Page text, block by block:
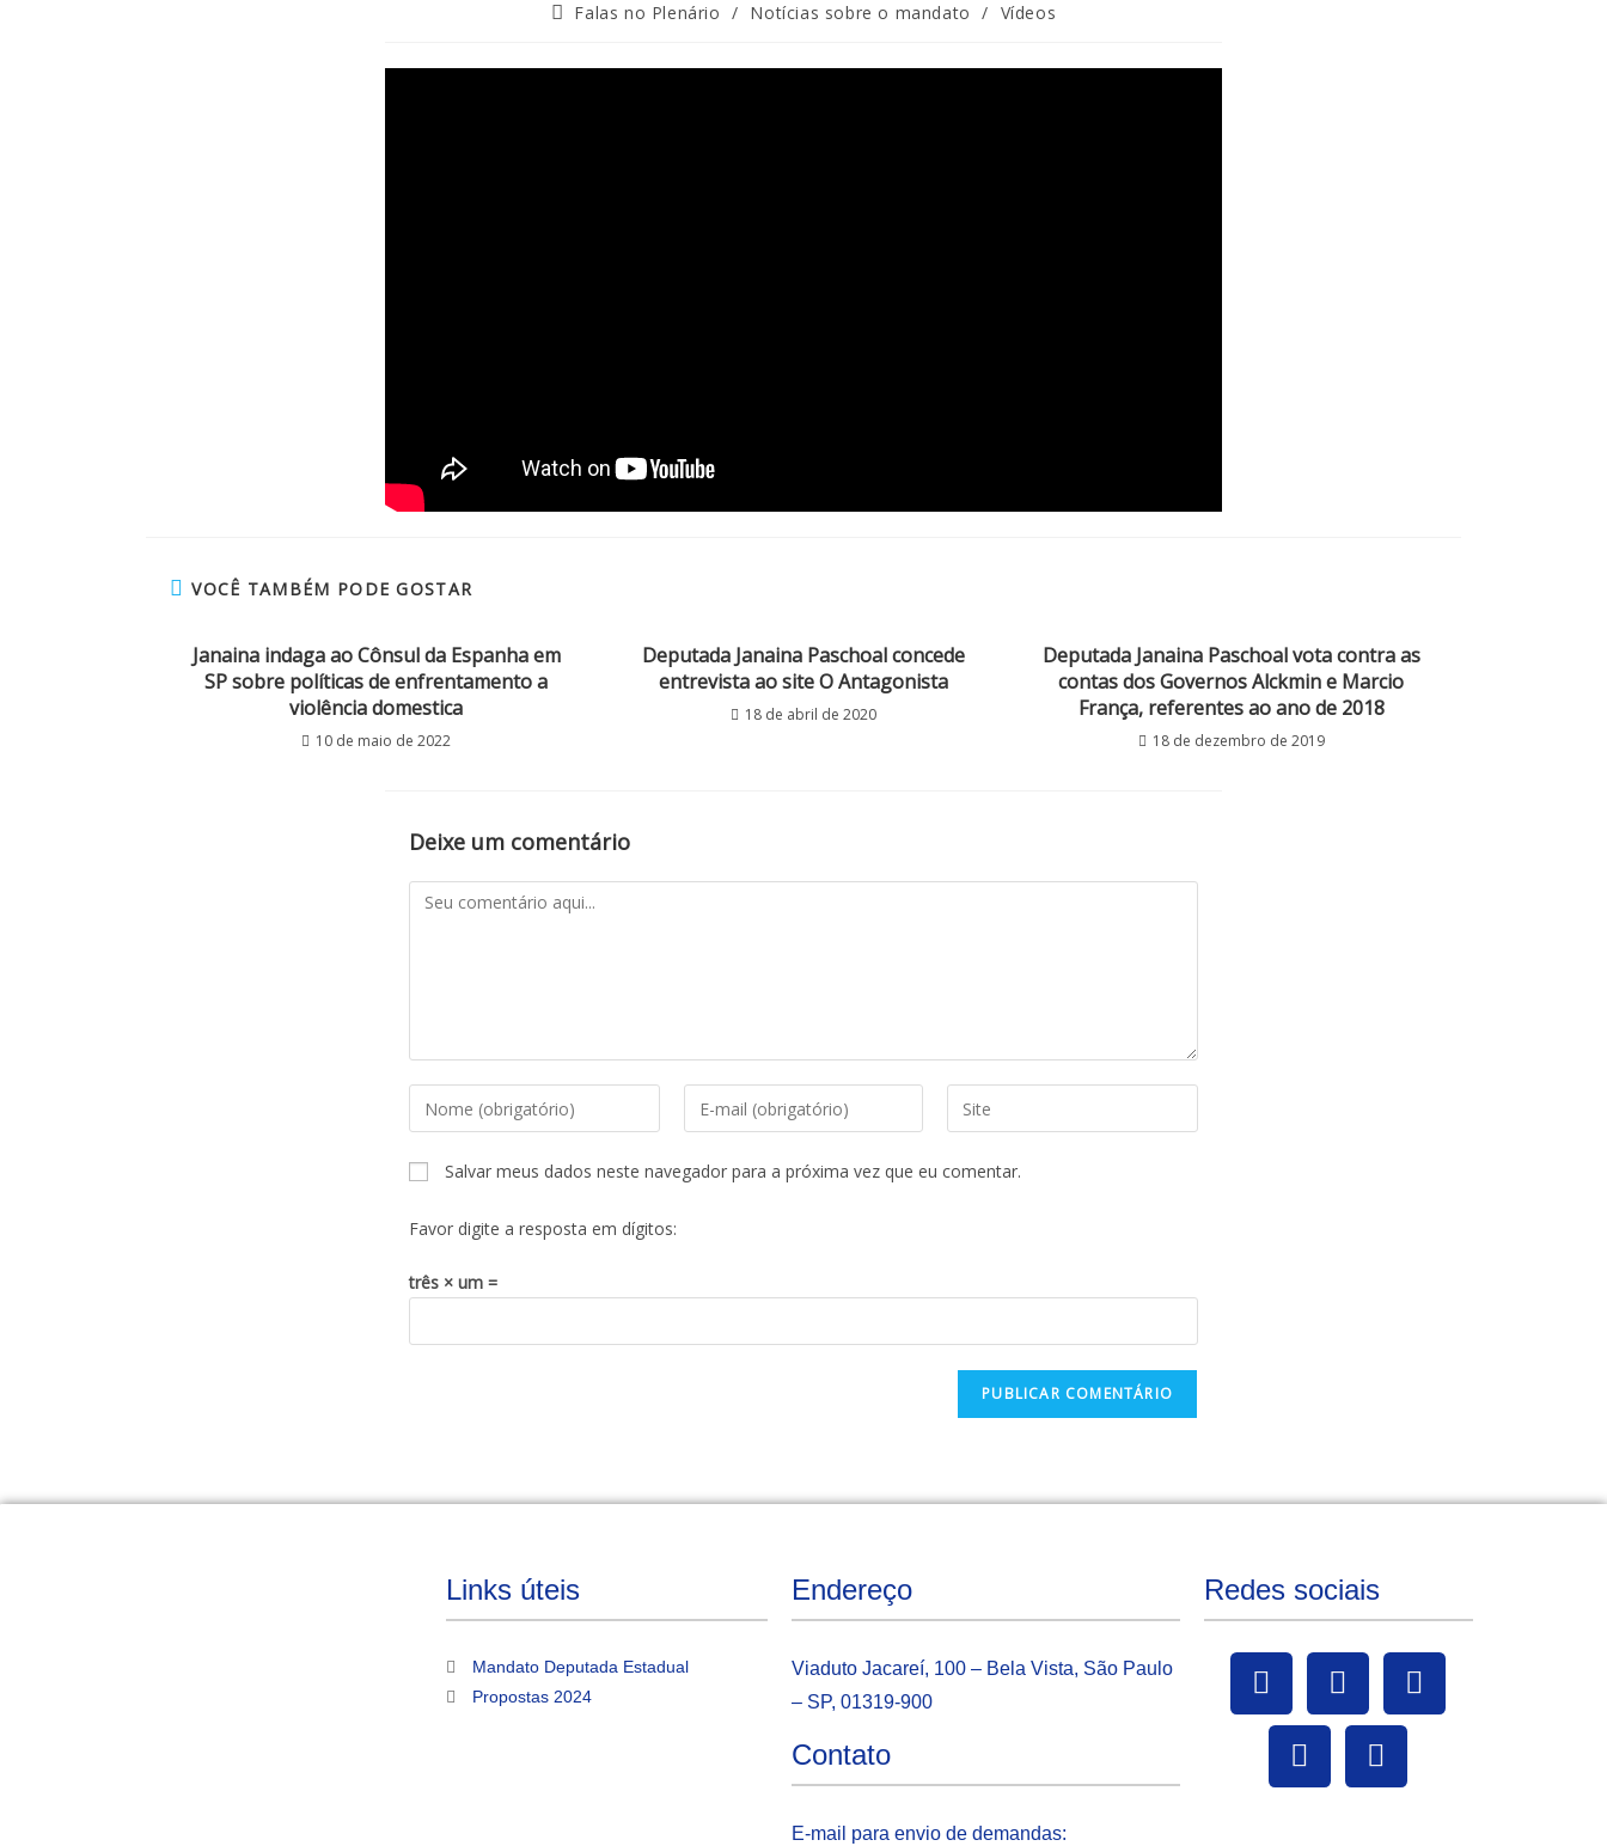
Falas no Plenário / Notícias sobre o mandato / Vídeos
VOCÊ TAMBÉM PODE GOSTAR
Janaina indaga ao Cônsul da Espanha em
SP sobre políticas de enfrentamento a
violência domestica
10 de maio de 2022
Deputada Janaina Paschoal concede
entrevista ao site O Antagonista
18 de abril de 2020
Deputada Janaina Paschoal vota contra as
contas dos Governos Alckmin e Marcio
França, referentes ao ano de 2018
18 de dezembro de 2019
Deixe um comentário
Salvar meus dados neste navegador para a próxima vez que eu comentar.
Favor digite a resposta em dígitos:
três × um =
Links úteis
Mandato Deputada Estadual
Propostas 2024
Endereço
Viaduto Jacareí, 100 – Bela Vista, São Paulo
– SP, 01319-900
Contato
E-mail para envio de demandas:
Redes sociais